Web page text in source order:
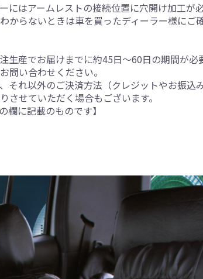
にはアームレストの接続位置に穴開け加工が
らないときは車を買ったディーラー様にご
産でお届けまでに約45日～60日の期間が必
問い合わせください。
れ以外のご決済方法（クレジットやお振込
せていただく場合もございます。
欄に記載のものです】